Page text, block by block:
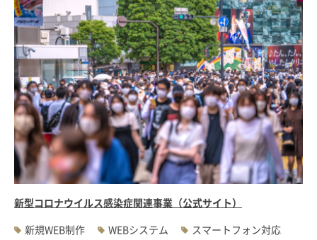
新型コロナウイルス感染症関連事業（公式サイト）
新規WEB制作
WEBシステム
スマートフォン対応